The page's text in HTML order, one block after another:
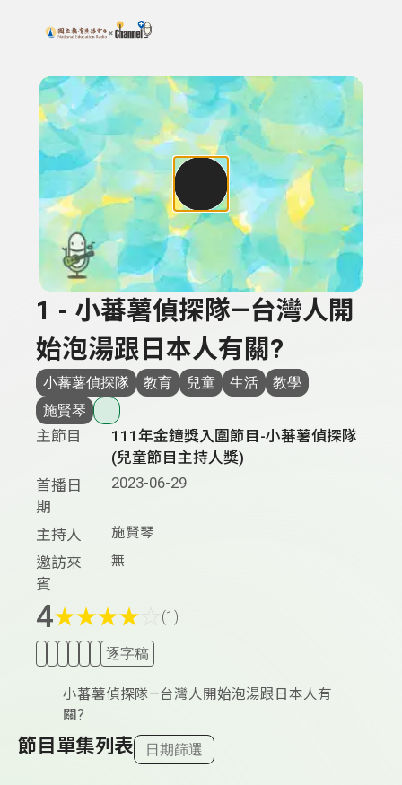
上方功能區塊
搜尋關鍵字：可輸入節目名稱、主持人或關鍵字
1 - 小蕃薯偵探隊—台灣人開
始泡湯跟日本人有關?
小蕃薯偵探隊 教育 兒童 生活
教學
施賢琴
...
主節目
111年金鐘獎入圍節目-小蕃薯偵探隊
(兒童節目主持人獎)
首播日
期
2023-06-29
主持人 施賢琴
邀訪來
賓
無
4★★★★ (1)
逐字稿
小蕃薯偵探隊—台灣人開始泡湯跟日本人有
關?
節目單集列表 日期篩選